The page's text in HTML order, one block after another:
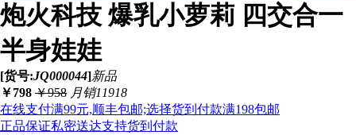
炮火科技 爆乳小萝莉 四交合一
半身娃娃
[货号:JQ000044]新品
￥798 ￥958 月销11918
在线支付满99元,顺丰包邮;选择货到付款满198包邮
正品保证私密送达支持货到付款